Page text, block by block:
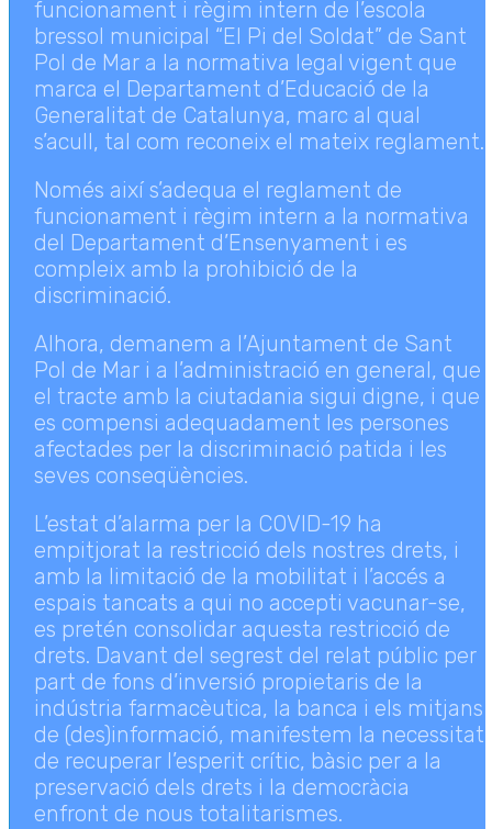
funcionament i règim intern de l’escola
bressol municipal “El Pi del Soldat” de Sant
Pol de Mar a la normativa legal vigent que
marca el Departament d’Educació de la
Generalitat de Catalunya, marc al qual
s’acull, tal com reconeix el mateix reglament.
Només així s’adequa el reglament de
funcionament i règim intern a la normativa
del Departament d’Ensenyament i es
compleix amb la prohibició de la
discriminació.
Alhora, demanem a l’Ajuntament de Sant
Pol de Mar i a l’administració en general, que
el tracte amb la ciutadania sigui digne, i que
es compensi adequadament les persones
afectades per la discriminació patida i les
seves conseqüències.
L’estat d’alarma per la COVID-19 ha
empitjorat la restricció dels nostres drets, i
amb la limitació de la mobilitat i l’accés a
espais tancats a qui no accepti vacunar-se,
es pretén consolidar aquesta restricció de
drets. Davant del segrest del relat públic per
part de fons d’inversió propietaris de la
indústria farmacèutica, la banca i els mitjans
de (des)informació, manifestem la necessitat
de recuperar l’esperit crític, bàsic per a la
preservació dels drets i la democràcia
enfront de nous totalitarismes.